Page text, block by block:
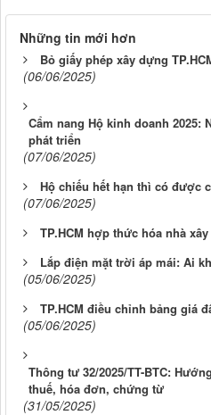
Những tin mới hơn
Bỏ giấy phép xây dựng
(06/06/2025)
Cẩm nang Hộ kinh doanh
phát triển
(07/06/2025)
Hộ chiếu hết hạn thì có được
(07/06/2025)
TP.HCM hợp thức hóa nhà
Lắp điện mặt trời áp mái: Ai
(05/06/2025)
TP.HCM điều chỉnh bảng giá
(05/06/2025)
Thông tư 32/2025/TT-BTC:
thuế, hóa đơn, chứng từ
(31/05/2025)